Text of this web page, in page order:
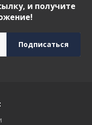
и получите